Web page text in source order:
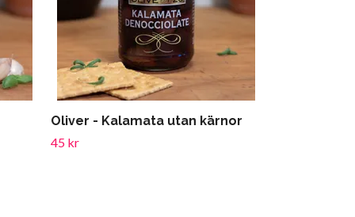
Oliver - Kalamata utan kärnor
45 kr